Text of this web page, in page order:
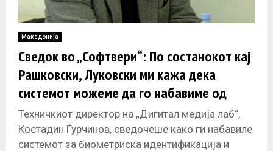
M
E
N
U
Македонија
Сведок во „Софтвери“: По состанокот кај
Рашковски, Луковски ми кажа дека
системот можеме да го набавиме од
ФИНКИ
Техничкиот директор на „Дигитал медија лаб“,
Костадин Ѓурчинов, сведочеше како ги набавиле
системот за биометриска идентификација и